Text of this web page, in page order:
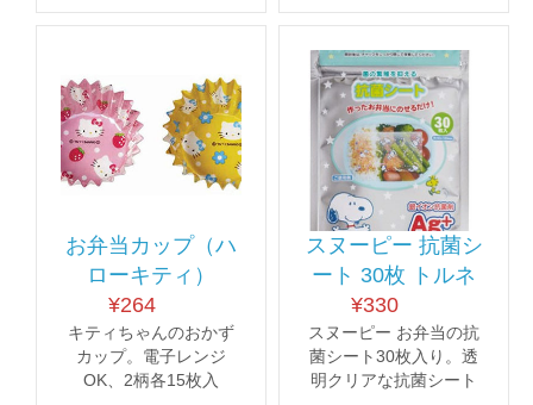
お弁当カップ（ハ
ローキティ）
¥264
キティちゃんのおかず
カップ。電子レンジ
OK、2柄各15枚入
スヌーピー 抗菌シ
ート 30枚 トルネ
¥330
スヌーピー お弁当の抗
菌シート30枚入り。透
明クリアな抗菌シート